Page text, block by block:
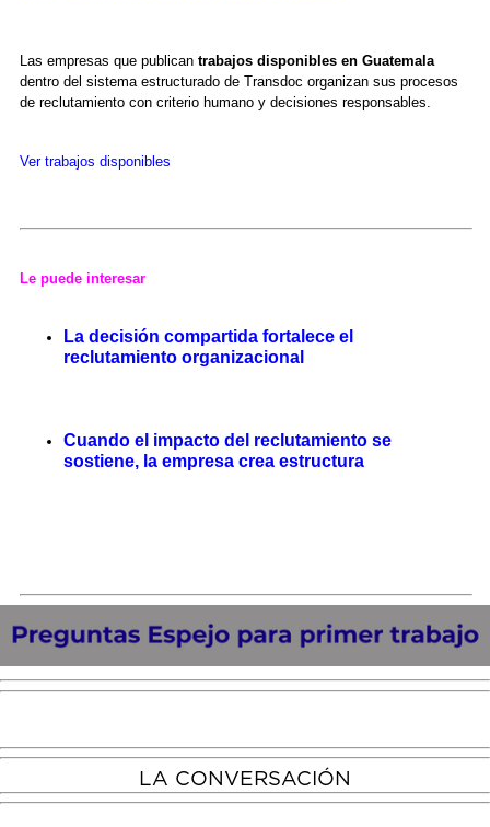
Las empresas que publican trabajos disponibles en Guatemala
dentro del sistema estructurado de Transdoc organizan sus procesos
de reclutamiento con criterio humano y decisiones responsables.
Ver trabajos disponibles
Le puede interesar
La decisión compartida fortalece el
reclutamiento organizacional
Cuando el impacto del reclutamiento se
sostiene, la empresa crea estructura
LA CONVERSACIÓN